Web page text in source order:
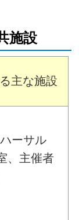
施設
主な施設
ーサル
、主催者